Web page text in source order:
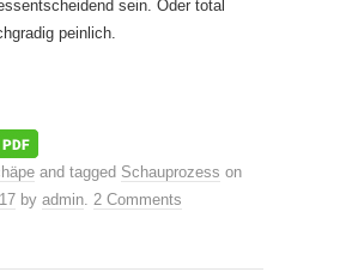
sein. Oder total
peinlich.
and tagged Schauprozess on
by admin. 2 Comments